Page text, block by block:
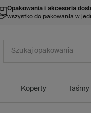
Opakowania i akcesoria
wszystko do pakowania w
Koperty Taśmy